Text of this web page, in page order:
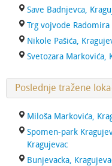
Save Badnjevca,
Trg vojvode
Nikole Pašića,
Svetozara Markovića,
Poslednje tražene
Miloša Markovića,
Spomen-park
Kragujevac
Bunjevacka,